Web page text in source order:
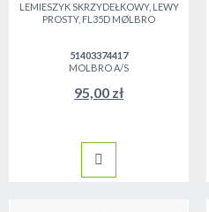
LEMIESZYK SKRZYDEŁKOWY, LEWY
PROSTY, FL35D MØLBRO
51403374417
MOLBRO A/S
95,00 zł